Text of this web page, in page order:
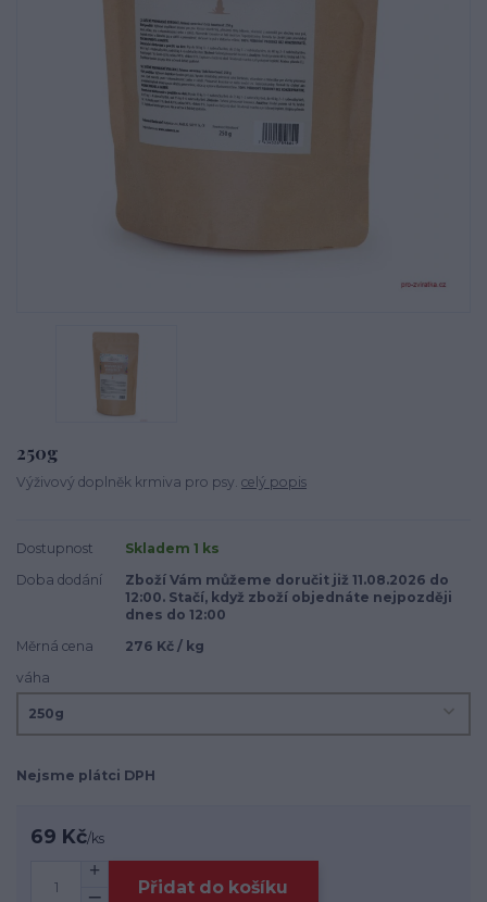
250g
Výživový doplněk krmiva pro psy. celý popis
Dostupnost
Skladem 1 ks
Doba dodání
Zboží Vám můžeme doručit již 11.08.2026 do
12:00. Stačí, když zboží objednáte nejpozději
dnes do 12:00
Měrná cena
276 Kč / kg
váha
Nejsme plátci DPH
69 Kč/ks
Přidat do košíku